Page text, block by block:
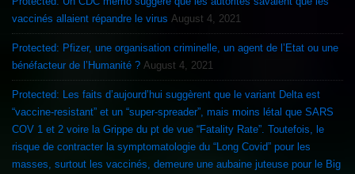
vaccinés allaient répandre le virus August 4, 2021
Protected: Pfizer, une organisation criminelle, un agent de l’Etat ou une
bénéfacteur de l’Humanité ? August 4, 2021
Protected: Les faits d’aujourd’hui suggèrent que le variant Delta est
“vaccine-resistant” et un “super-spreader”, mais moins létal que SARS
COV 1 et 2 voire la Grippe du pt de vue “Fatality Rate”. Toutefois, le
risque de contracter la symptomatologie du “Long Covid” pour les
masses, surtout les vaccinés, demeure une aubaine juteuse pour le Big